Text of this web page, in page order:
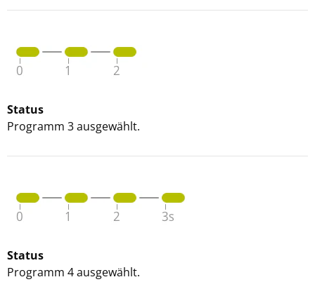
Status
Programm 3 ausgewählt.
Status
Programm 4 ausgewählt.